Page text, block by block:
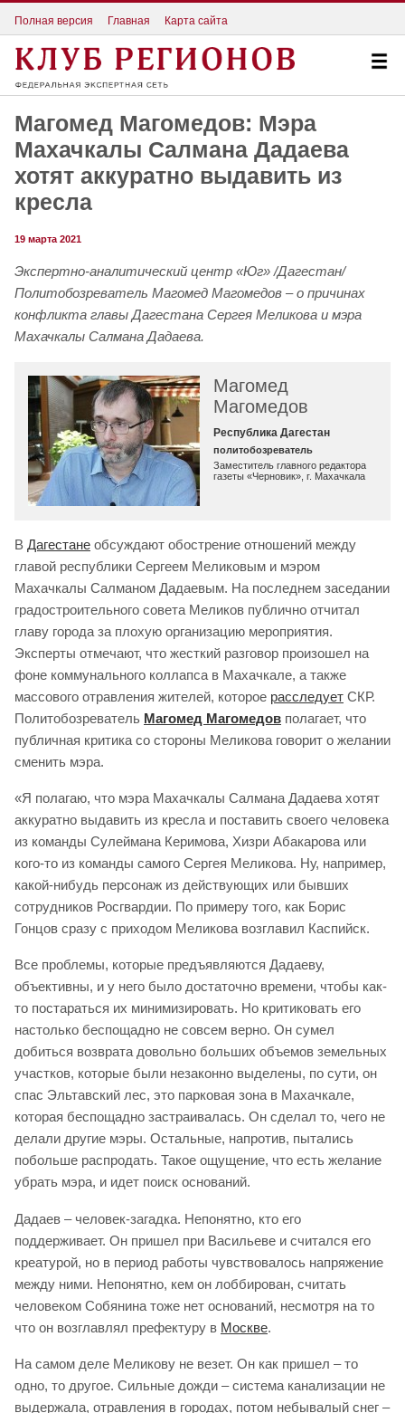
Полная версия Главная Карта сайта
Магомед Магомедов: Мэра
Махачкалы Салмана Дадаева
хотят аккуратно выдавить из
кресла
19 марта 2021
Экспертно-аналитический центр «Юг» /Дагестан/
Политобозреватель Магомед Магомедов – о причинах
конфликта главы Дагестана Сергея Меликова и мэра
Махачкалы Салмана Дадаева.
Магомед
Магомедов
Республика Дагестан
политобозреватель
Заместитель главного редактора
газеты «Черновик», г. Махачкала
В Дагестане обсуждают обострение отношений между
главой республики Сергеем Меликовым и мэром
Махачкалы Салманом Дадаевым. На последнем заседании
градостроительного совета Меликов публично отчитал
главу города за плохую организацию мероприятия.
Эксперты отмечают, что жесткий разговор произошел на
фоне коммунального коллапса в Махачкале, а также
массового отравления жителей, которое расследует СКР.
Политобозреватель Магомед Магомедов полагает, что
публичная критика со стороны Меликова говорит о желании
сменить мэра.
«Я полагаю, что мэра Махачкалы Салмана Дадаева хотят
аккуратно выдавить из кресла и поставить своего человека
из команды Сулеймана Керимова, Хизри Абакарова или
кого-то из команды самого Сергея Меликова. Ну, например,
какой-нибудь персонаж из действующих или бывших
сотрудников Росгвардии. По примеру того, как Борис
Гонцов сразу с приходом Меликова возглавил Каспийск.
Все проблемы, которые предъявляются Дадаеву,
объективны, и у него было достаточно времени, чтобы как-
то постараться их минимизировать. Но критиковать его
настолько беспощадно не совсем верно. Он сумел
добиться возврата довольно больших объемов земельных
участков, которые были незаконно выделены, по сути, он
спас Эльтавский лес, это парковая зона в Махачкале,
которая беспощадно застраивалась. Он сделал то, чего не
делали другие мэры. Остальные, напротив, пытались
побольше распродать. Такое ощущение, что есть желание
убрать мэра, и идет поиск оснований.
Дадаев – человек-загадка. Непонятно, кто его
поддерживает. Он пришел при Васильеве и считался его
креатурой, но в период работы чувствовалось напряжение
между ними. Непонятно, кем он лоббирован, считать
человеком Собянина тоже нет оснований, несмотря на то
что он возглавлял префектуру в Москве.
На самом деле Меликову не везет. Он как пришел – то
одно, то другое. Сильные дожди – система канализации не
выдержала, отравления в городах, потом небывалый снег –